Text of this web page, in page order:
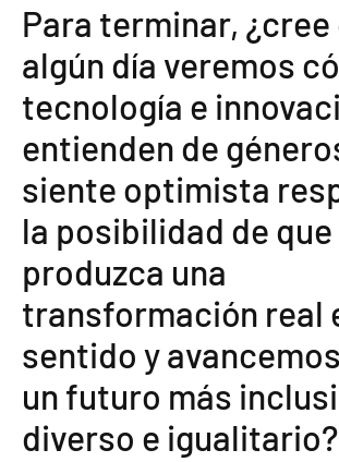
Para terminar, ¿cree
algún día veremos
tecnología e
entienden de
siente optimista
la posibilidad de que
produzca una
transformación real
sentido y
un futuro más
diverso e igualitario?